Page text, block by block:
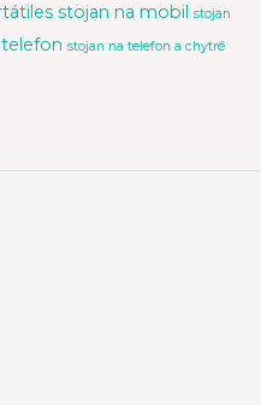
stojan na mobil stojan
stojan na telefon a chytré